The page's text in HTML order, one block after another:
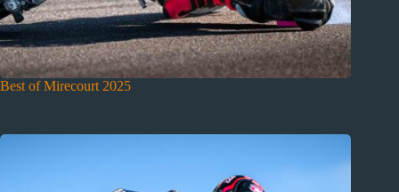
Best of Mirecourt 2025